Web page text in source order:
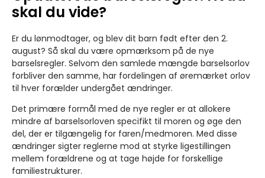
skal du vide?
Er du lønmodtager, og blev dit barn født efter den 2.
august? Så skal du være opmærksom på de nye
barselsregler. Selvom den samlede mængde barselsorlov
forbliver den samme, har fordelingen af øremærket orlov
til hver forælder undergået ændringer.
Det primære formål med de nye regler er at allokere
mindre af barselsorloven specifikt til moren og øge den
del, der er tilgængelig for faren/medmoren. Med disse
ændringer sigter reglerne mod at styrke ligestillingen
mellem forældrene og at tage højde for forskellige
familiestrukturer.